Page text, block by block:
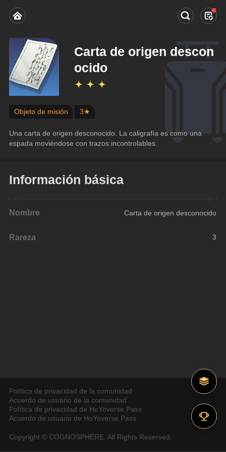
Carta de origen descon
ocido
Objeto de misión 3★
Una carta de origen desconocido. La caligrafía es como una
espada moviéndose con trazos incontrolables.
Información básica
Nombre Carta de origen desconocido
Rareza 3
Política de privacidad de la comunidad
Acuerdo de usuario de la comunidad
Política de privacidad de HoYoverse Pass
Acuerdo de usuario de HoYoverse Pass
Copyright © COGNOSPHERE. All Rights Reserved.